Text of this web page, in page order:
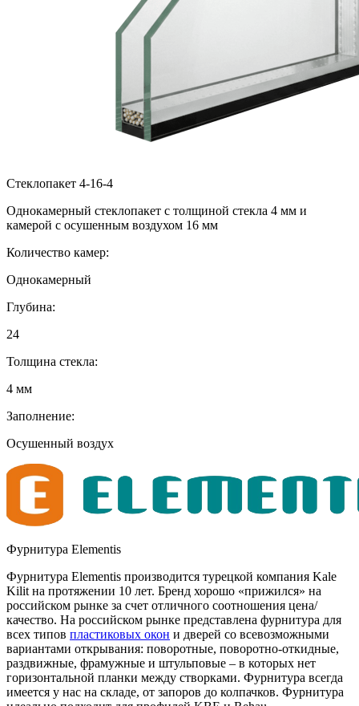
Стеклопакет 4-16-4
Однокамерный стеклопакет с толщиной стекла 4 мм и
камерой с осушенным воздухом 16 мм
Количество камер:
Однокамерный
Глубина:
24
Толщина стекла:
4 мм
Заполнение:
Осушенный воздух
Фурнитура Elementis
Фурнитура Elementis производится турецкой компания Kale
Kilit на протяжении 10 лет. Бренд хорошо «прижился» на
российском рынке за счет отличного соотношения цена/
качество. На российском рынке представлена фурнитура для
всех типов пластиковых окон и дверей со всевозможными
вариантами открывания: поворотные, поворотно-откидные,
раздвижные, фрамужные и штульповые – в которых нет
горизонтальной планки между створками. Фурнитура всегда
имеется у нас на складе, от запоров до колпачков. Фурнитура